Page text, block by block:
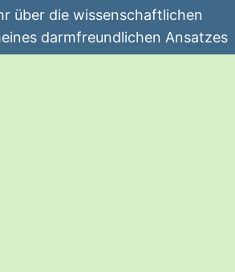
über die wissenschaftlichen
darmfreundlichen Ansatzes